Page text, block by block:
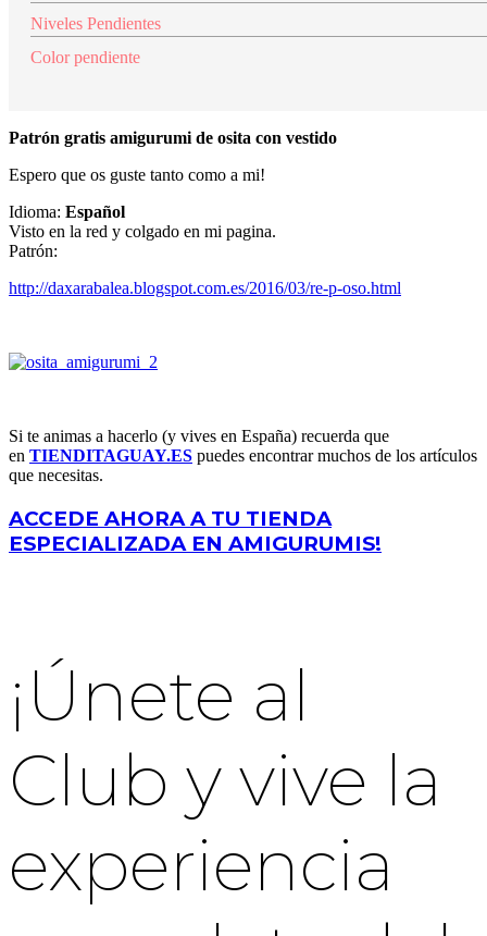
Niveles Pendientes
Color pendiente
Patrón gratis amigurumi de osita con vestido
Espero que os guste tanto como a mi!
Idioma: Español
Visto en la red y colgado en mi pagina.
Patrón:
http://daxarabalea.blogspot.com.es/2016/03/re-p-oso.html
Si te animas a hacerlo (y vives en España) recuerda que
en TIENDITAGUAY.ES puedes encontrar muchos de los artículos
que necesitas.
ACCEDE AHORA A TU TIENDA
ESPECIALIZADA EN AMIGURUMIS!
¡Únete al
Club y vive la
experiencia